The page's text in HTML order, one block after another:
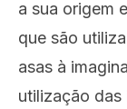
a sua origem
que são
asas à
utilização das